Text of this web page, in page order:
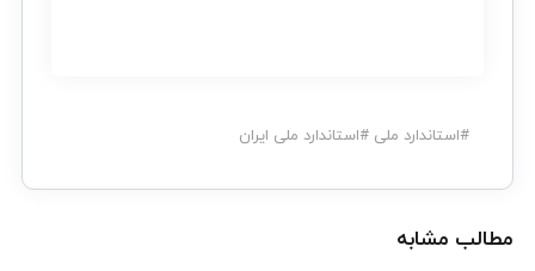
#استاندارد ملی #استاندارد ملی ایران
مطالب مشابه